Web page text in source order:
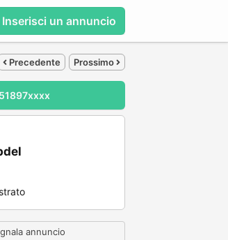
Inserisci un annuncio
Precedente Prossimo
annuncio